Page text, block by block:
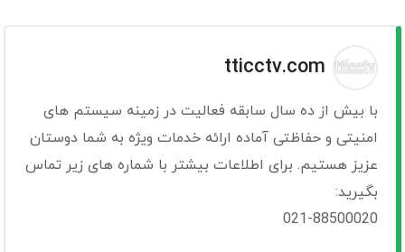
tticctv.com
با بیش از ده سال سابقه فعالیت در زمینه سیستم های
امنیتی و حفاظتی آماده ارائه خدمات ویژه به شما دوستان
عزیز هستیم. برای اطلاعات بیشتر با شماره های زیر تماس
بگیرید:
021-88500020